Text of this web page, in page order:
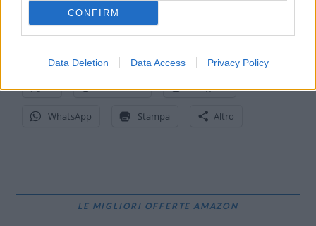
CONFIRM
Data Deletion Data Access Privacy Policy
E-mail LinkedIn Facebook
X Mastodon Telegram
WhatsApp Stampa Altro
LE MIGLIORI OFFERTE AMAZON